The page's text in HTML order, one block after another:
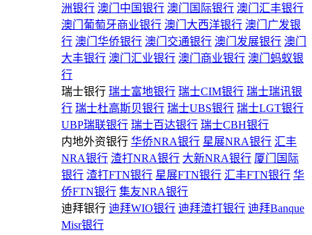
洲银行 澳门中国银行 澳门国际银行 澳门汇丰银行
澳门葡萄牙商业银行 澳门大西洋银行 澳门广发银
行 澳门华侨银行 澳门交通银行 澳门发展银行 澳门
大丰银行 澳门汇业银行 澳门商业银行 澳门蚂蚁银
行
瑞士银行 瑞士富地银行 瑞士CIM银行 瑞士瑞讯银
行 瑞士杜高斯贝银行 瑞士UBS银行 瑞士LGT银行
UBP瑞联银行 瑞士百达银行 瑞士CBH银行
内地外资银行 华侨NRA银行 星展NRA银行 汇丰
NRA银行 渣打NRA银行 大新NRA银行 厦门国际
银行 渣打FTN银行 星展FTN银行 汇丰FTN银行 华
侨FTN银行 集友NRA银行
迪拜银行 迪拜WIO银行 迪拜渣打银行 迪拜Banque
Misr银行